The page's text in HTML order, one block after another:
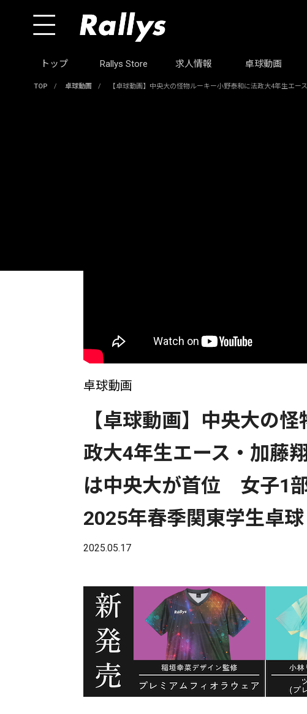
トップ Rallys Store 求人情報 卓球動画
TOP / 卓球動画 / 【卓球動画】中央大の怪物ルーキー小野泰和に法政大4年生エ
卓球動画
【卓球動画】中央大の
政大4年生エース・加藤
は中央大が首位 女子1
2025年春季関東学生卓
2025.05.17